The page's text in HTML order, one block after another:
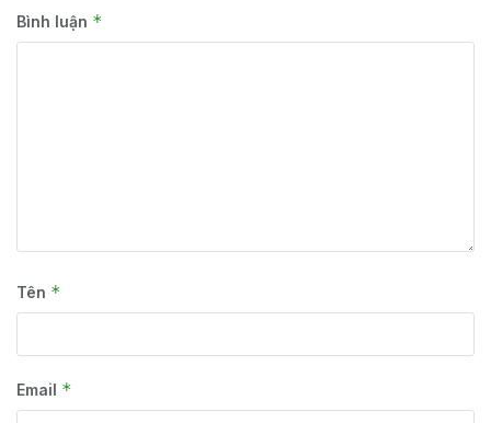
Bình luận *
Tên *
Email *